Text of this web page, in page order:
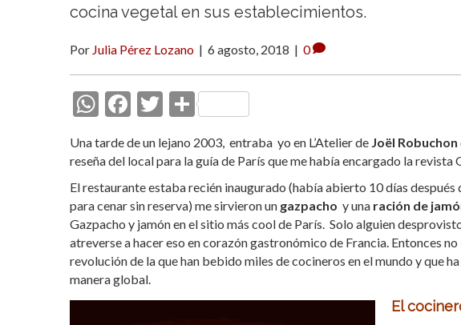
cocina vegetal en sus establecimientos.
Por Julia Pérez Lozano | 6 agosto, 2018 | 0
W
at
s
A
p
p
F
e
b
o
o
k
T
itt
er
C
m
p
ar
ti
r
Una tarde de un lejano 2003, entraba yo en L’Atelier de Joël Robuchon
reseña del local para la guía de París que me había encargado la revista
El restaurante estaba recién inaugurado (había abierto 10 días después
para cenar sin reserva) me sirvieron un gazpacho y una ración de
Gazpacho y jamón en el sitio más cool de París. Solo alguien
atreverse a hacer eso en corazón gastronómico de Francia. Entonces
revolución de la que han bebido miles de cocineros en el mundo y que
manera global.
El